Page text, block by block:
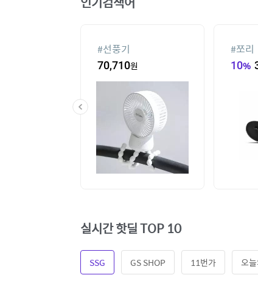
#선풍기
70,710원
#쪼리
10%
실시간 핫딜 TOP 10
SSG GS SHOP 11번가 오